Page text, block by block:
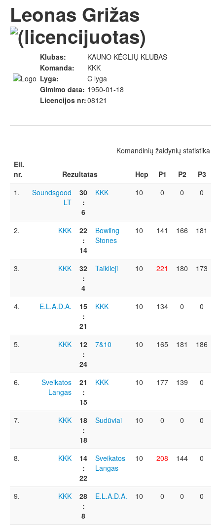
Leonas Grižas
Klubas:
KAUNO KĖGLIŲ KLUBAS
Komanda:
KKK
Lyga:
C lyga
Gimimo data: 1950-01-18
Licencijos nr:08121
Komandinių žaidynių statistika -
Eil.
nr.
Rezultatas Hcp P1 P2 P3
1.
Soundsgood
LT
30
:
6
KKK 10 0 0 0
2. KKK
22
:
14
Bowling
Stones
10 141 166 181
3. KKK
32
:
4
Taiklieji 10 221 180 173
4. E.L.A.D.A.
15
:
21
KKK 10 134 0 0
5. KKK
12
:
24
7&10 10 165 181 186
6.
Sveikatos
Langas
21
:
15
KKK 10 177 139 0
7. KKK
18
:
18
Sudūviai 10 0 0 0
8. KKK
14
:
22
Sveikatos
Langas
10 208 144 0
9. KKK
28
:
8
E.L.A.D.A. 10 0 0 0